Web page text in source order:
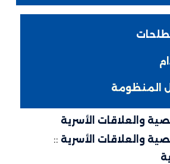
والعلاقات الأسرية
والعلاقات الأسرية ::